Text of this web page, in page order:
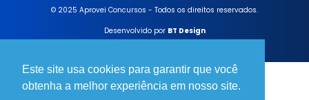
Este site usa cookies para garantir que você
obtenha a melhor experiência em nosso site.
© 2025 Aprovei Concursos - Todos os direitos reservados.
Desenvolvido por BT Design